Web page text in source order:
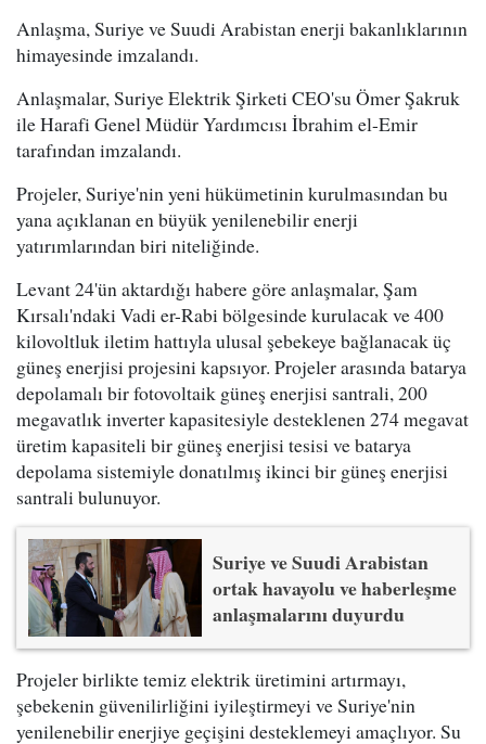
Anlaşma, Suriye ve Suudi Arabistan enerji bakanlıklarının
himayesinde imzalandı.
Anlaşmalar, Suriye Elektrik Şirketi CEO'su Ömer Şakruk
ile Harafi Genel Müdür Yardımcısı İbrahim el-Emir
tarafından imzalandı.
Projeler, Suriye'nin yeni hükümetinin kurulmasından bu
yana açıklanan en büyük yenilenebilir enerji
yatırımlarından biri niteliğinde.
Levant 24'ün aktardığı habere göre anlaşmalar, Şam
Kırsalı'ndaki Vadi er-Rabi bölgesinde kurulacak ve 400
kilovoltluk iletim hattıyla ulusal şebekeye bağlanacak üç
güneş enerjisi projesini kapsıyor. Projeler arasında batarya
depolamalı bir fotovoltaik güneş enerjisi santrali, 200
megavatlık inverter kapasitesiyle desteklenen 274 megavat
üretim kapasiteli bir güneş enerjisi tesisi ve batarya
depolama sistemiyle donatılmış ikinci bir güneş enerjisi
santrali bulunuyor.
Suriye ve Suudi Arabistan
ortak havayolu ve haberleşme
anlaşmalarını duyurdu
Projeler birlikte temiz elektrik üretimini artırmayı,
şebekenin güvenilirliğini iyileştirmeyi ve Suriye'nin
yenilenebilir enerjiye geçişini desteklemeyi amaçlıyor. Su